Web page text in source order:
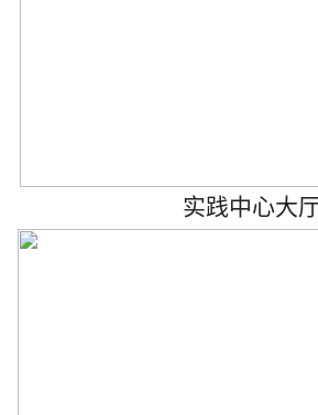
实践中心大